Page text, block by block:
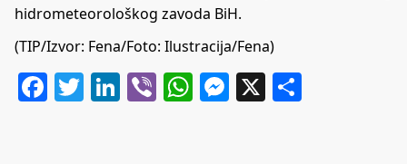
hidrometeorološkog zavoda BiH.
(TIP/Izvor: Fena/Foto: Ilustracija/Fena)
Facebook
Twitter
LinkedIn
ViberWhatsApp
Messenger
X